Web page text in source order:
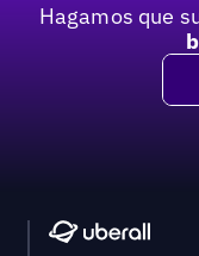
Hagamos que